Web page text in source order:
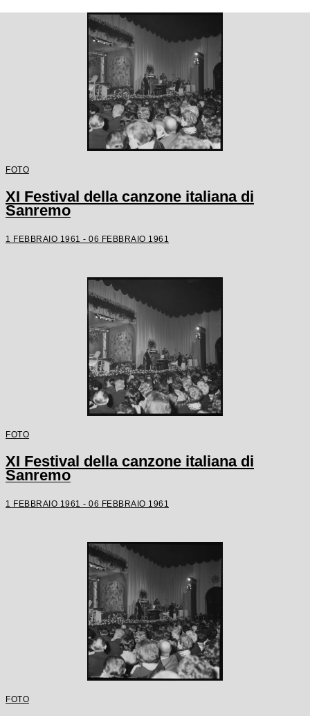
FOTO
XI Festival della canzone italiana di
Sanremo
1 FEBBRAIO 1961 - 06 FEBBRAIO 1961
FOTO
XI Festival della canzone italiana di
Sanremo
1 FEBBRAIO 1961 - 06 FEBBRAIO 1961
FOTO